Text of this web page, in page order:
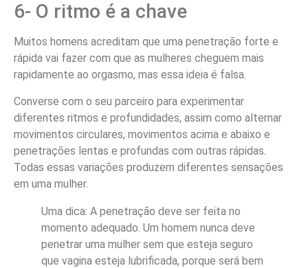
6- O ritmo é a chave
Muitos homens acreditam que uma penetração forte e
rápida vai fazer com que as mulheres cheguem mais
rapidamente ao orgasmo, mas essa ideia é falsa.
Converse com o seu parceiro para experimentar
diferentes ritmos e profundidades, assim como alternar
movimentos circulares, movimentos acima e abaixo e
penetrações lentas e profundas com outras rápidas.
Todas essas variações produzem diferentes sensações
em uma mulher.
Uma dica: A penetração deve ser feita no
momento adequado. Um homem nunca deve
penetrar uma mulher sem que esteja seguro
que vagina esteja lubrificada, porque será bem